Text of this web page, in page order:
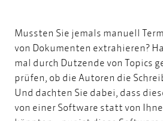
Mussten Sie jemals manuell
von Dokumenten extrahieren?
mal durch Dutzende von Topics
prüfen, ob die Autoren die
Und dachten Sie dabei, dass
von einer Software statt von